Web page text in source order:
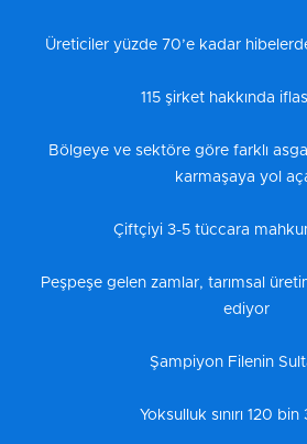
Üreticiler yüzde 70’e kadar
115 şirket hakkında
Bölgeye ve sektöre göre farklı
karmaşaya yol
Çiftçiyi 3-5 tüccara
Peşpeşe gelen zamlar, tarımsal
ediyor
Şampiyon Filenin
Yoksulluk sınırı 120 bin